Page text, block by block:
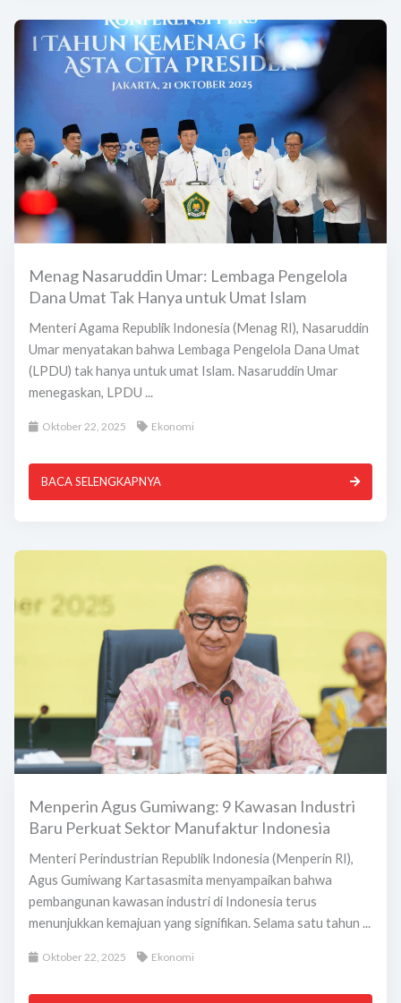
Menag Nasaruddin Umar: Lembaga Pengelola
Dana Umat Tak Hanya untuk Umat Islam
Menteri Agama Republik Indonesia (Menag RI), Nasaruddin
Umar menyatakan bahwa Lembaga Pengelola Dana Umat
(LPDU) tak hanya untuk umat Islam. Nasaruddin Umar
menegaskan, LPDU ...
Oktober 22, 2025 Ekonomi
BACA SELENGKAPNYA
Menperin Agus Gumiwang: 9 Kawasan Industri
Baru Perkuat Sektor Manufaktur Indonesia
Menteri Perindustrian Republik Indonesia (Menperin RI),
Agus Gumiwang Kartasasmita menyampaikan bahwa
pembangunan kawasan industri di Indonesia terus
menunjukkan kemajuan yang signifikan. Selama satu tahun ...
Oktober 22, 2025 Ekonomi